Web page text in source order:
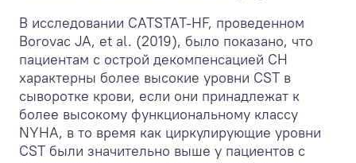
В исследовании CATSTAT-HF, проведенном
Borovac JA, et al. (2019), было показано, что
пациентам с острой декомпенсацией СН
характерны более высокие уровни CST в
сыворотке крови, если они принадлежат к
более высокому функциональному классу
NYHA, в то время как циркулирующие уровни
CST были значительно выше у пациентов с